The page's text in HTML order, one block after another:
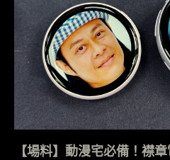
【場料】動漫宅必備！襟